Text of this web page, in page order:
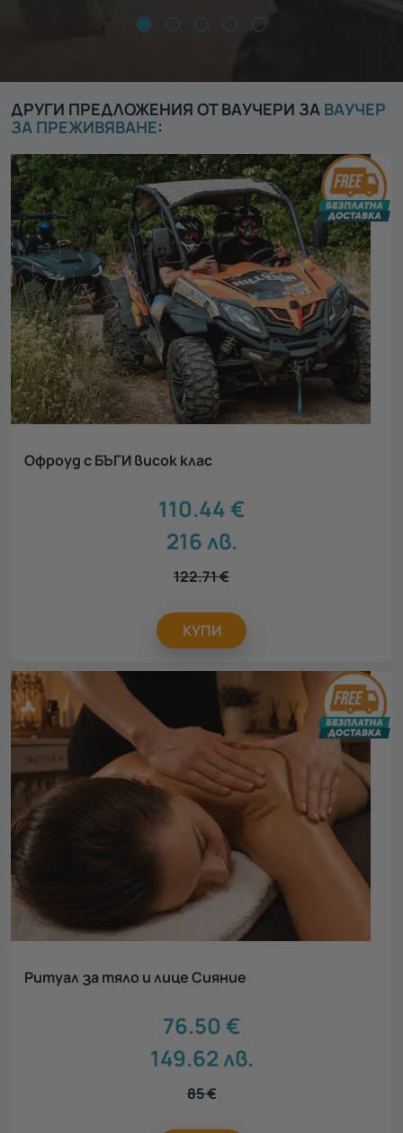
ДРУГИ ПРЕДЛОЖЕНИЯ ОТ ВАУЧЕРИ ЗА ВАУЧЕР
ЗА ПРЕЖИВЯВАНЕ:
Офроуд с БЪГИ висок клас
110.44€
216лв.
122.71€
КУПИ
Ритуал за тяло и лице Сияние
76.50 €
149.62лв.
85€